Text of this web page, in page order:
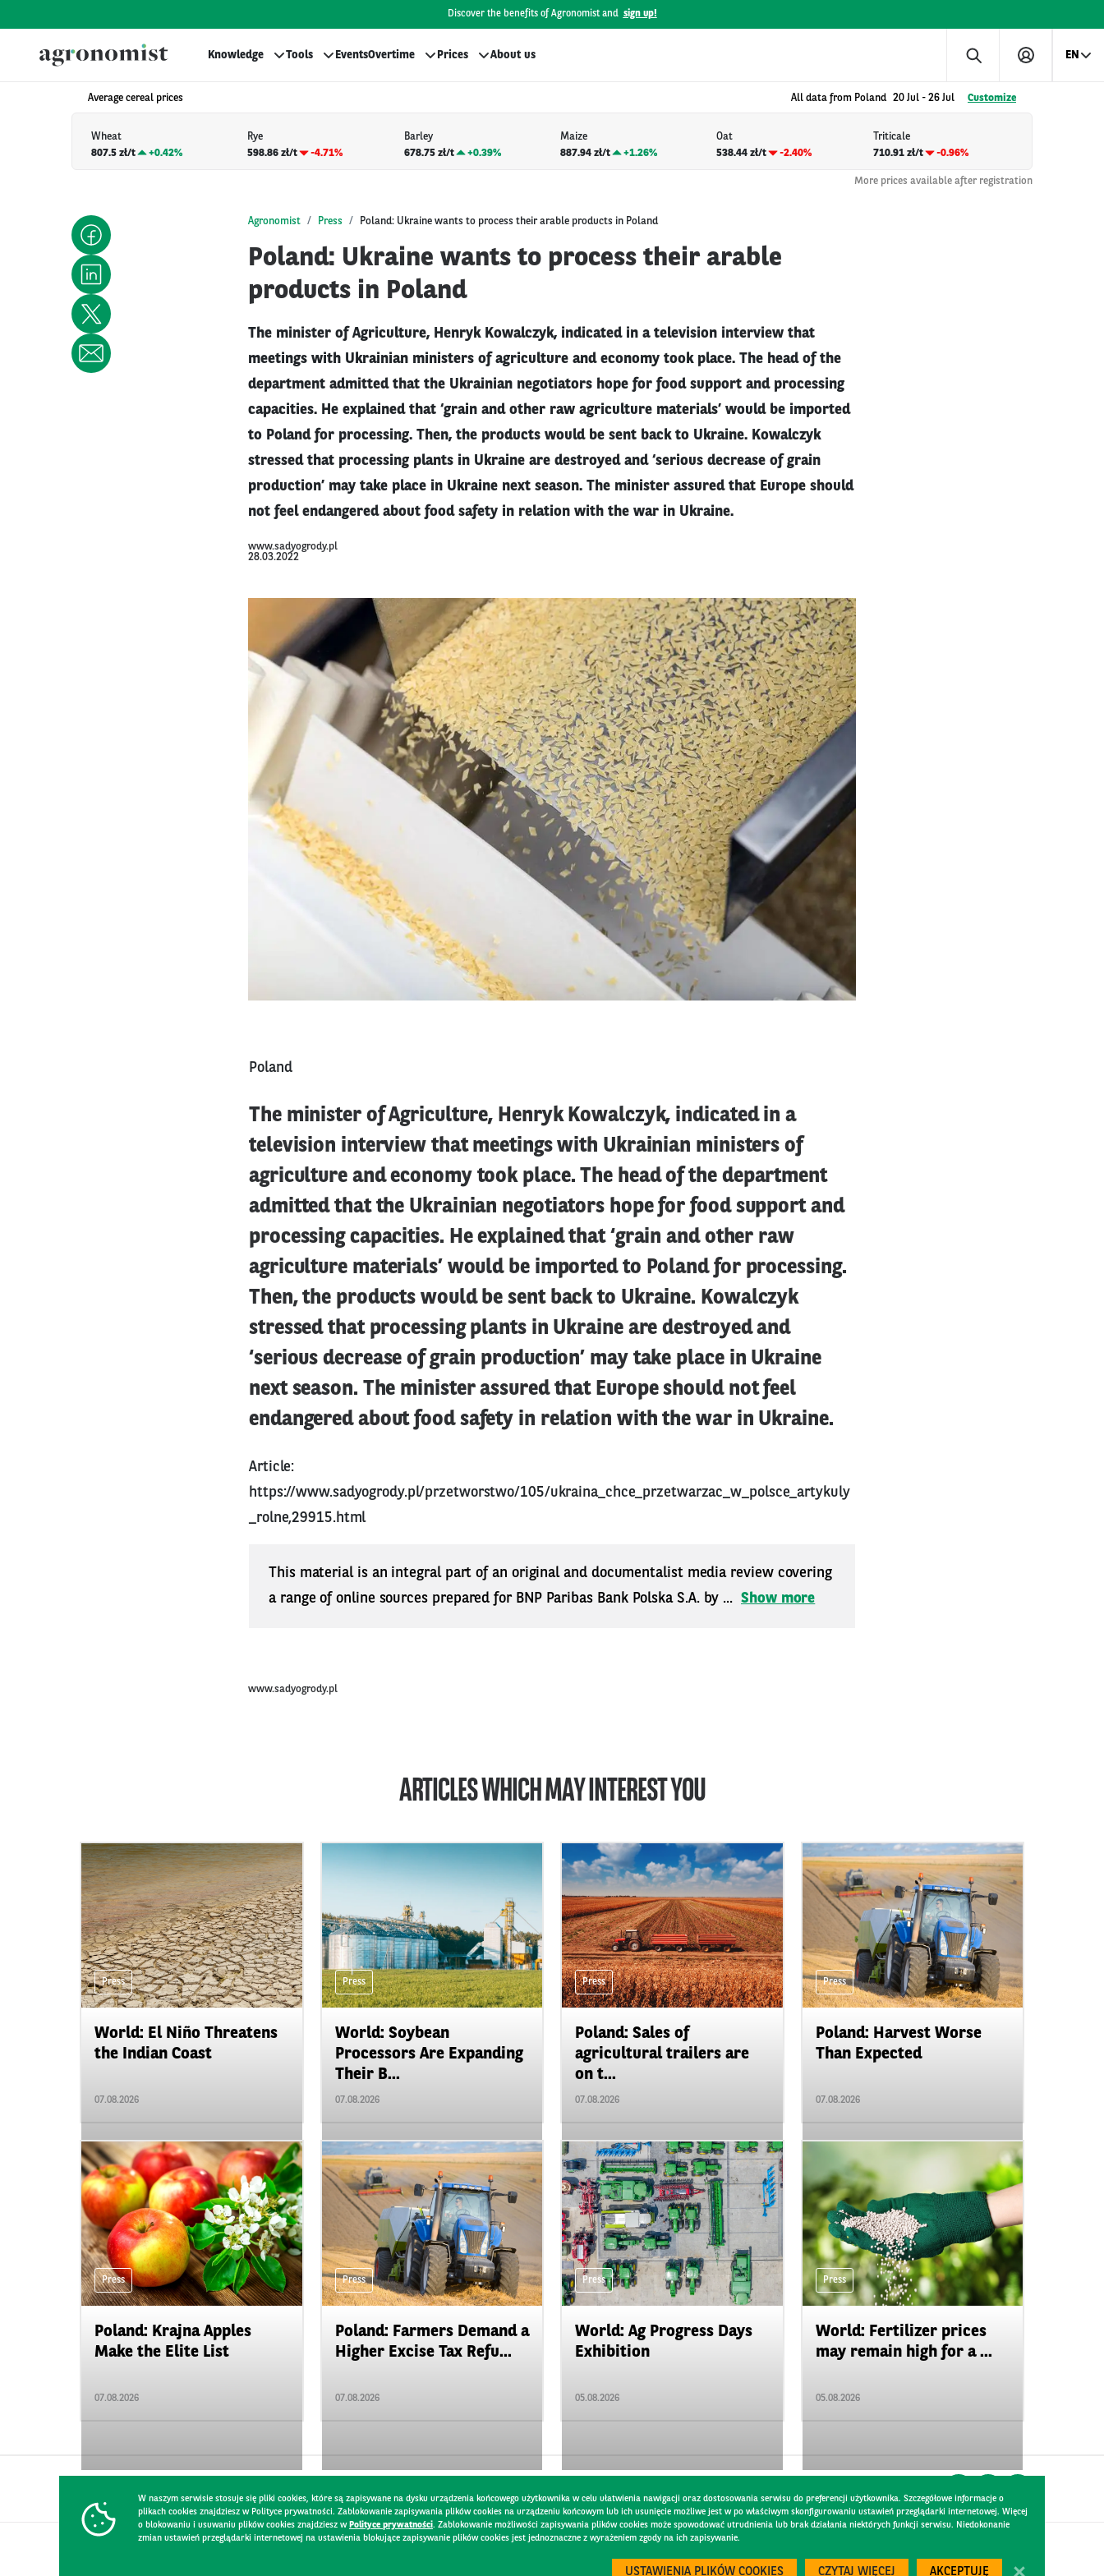
Discover the benefits of Agronomist and sign up!
Knowledge Tools EventsOvertime Prices About us EN
Average cereal prices All data from Poland 20 Jul - 26 Jul Customize
Wheat
807.5 zł/t
+0.42%
Rye
598.86 zł/t
-4.71%
Barley
678.75 zł/t
+0.39%
Maize
887.94 zł/t
+1.26%
Oat
538.44 zł/t
-2.40%
Triticale
710.91 zł/t
-0.96%
More prices available after registration
Agronomist Press Poland: Ukraine wants to process their arable products in Poland
Poland: Ukraine wants to process their arable
products in Poland
The minister of Agriculture, Henryk Kowalczyk, indicated in a television interview that
meetings with Ukrainian ministers of agriculture and economy took place. The head of the
department admitted that the Ukrainian negotiators hope for food support and processing
capacities. He explained that ‘grain and other raw agriculture materials’ would be imported
to Poland for processing. Then, the products would be sent back to Ukraine. Kowalczyk
stressed that processing plants in Ukraine are destroyed and ‘serious decrease of grain
production’ may take place in Ukraine next season. The minister assured that Europe should
not feel endangered about food safety in relation with the war in Ukraine.
www.sadyogrody.pl
28.03.2022
Poland
The minister of Agriculture, Henryk Kowalczyk, indicated in a
television interview that meetings with Ukrainian ministers of
agriculture and economy took place. The head of the department
admitted that the Ukrainian negotiators hope for food support and
processing capacities. He explained that ‘grain and other raw
agriculture materials’ would be imported to Poland for processing.
Then, the products would be sent back to Ukraine. Kowalczyk
stressed that processing plants in Ukraine are destroyed and
‘serious decrease of grain production’ may take place in Ukraine
next season. The minister assured that Europe should not feel
endangered about food safety in relation with the war in Ukraine.
Article:
https://www.sadyogrody.pl/przetworstwo/105/ukraina_chce_przetwarzac_w_polsce_artykuly
_rolne,29915.html
This material is an integral part of an original and documentalist media review covering
a range of online sources prepared for BNP Paribas Bank Polska S.A. by ... Show more
www.sadyogrody.pl
ARTICLES WHICH MAY INTEREST YOU
Press
World: El Niño Threatens
the Indian Coast
07.08.2026
Press
World: Soybean
Processors Are Expanding
Their B...
07.08.2026
Press
Poland: Sales of
agricultural trailers are
on t...
07.08.2026
Press
Poland: Harvest Worse
Than Expected
07.08.2026
Press
Poland: Krajna Apples
Make the Elite List
07.08.2026
Press
Poland: Farmers Demand a
Higher Excise Tax Refu...
07.08.2026
Press
World: Ag Progress Days
Exhibition
05.08.2026
Press
World: Fertilizer prices
may remain high for a ...
05.08.2026
W naszym serwisie stosuje się pliki cookies, które są zapisywane na dysku urządzenia końcowego użytkownika w celu ułatwienia nawigacji oraz dostosowania serwisu do preferencji użytkownika. Szczegółowe informacje o
plikach cookies znajdziesz w Polityce prywatności. Zablokowanie zapisywania plików cookies na urządzeniu końcowym lub ich usunięcie możliwe jest w po właściwym skonfigurowaniu ustawień przeglądarki internetowej. Więcej
o blokowaniu i usuwaniu plików cookies znajdziesz w Polityce prywatności. Zablokowanie możliwości zapisywania plików cookies może spowodować utrudnienia lub brak działania niektórych funkcji serwisu. Niedokonanie
zmian ustawień przeglądarki internetowej na ustawienia blokujące zapisywanie plików cookies jest jednoznaczne z wyrażeniem zgody na ich zapisywanie.
USTAWIENIA PLIKÓW COOKIES CZYTAJ WIĘCEJ AKCEPTUJĘ
Created by 300.codes